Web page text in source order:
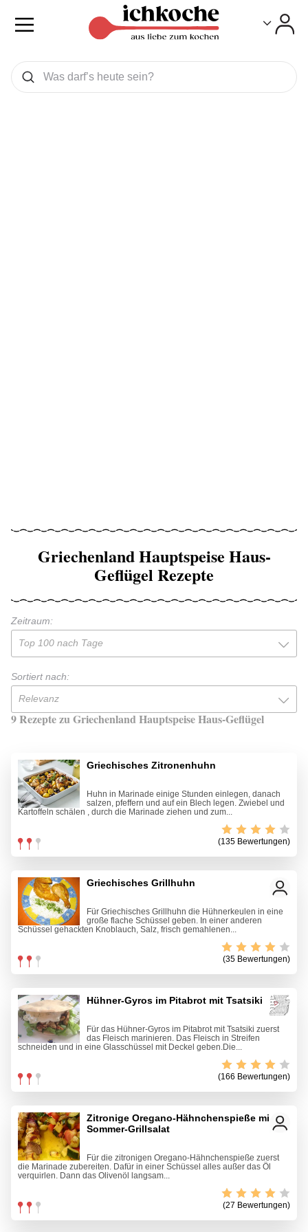
Was wollen Sie suchen
Suchen
Griechenland Hauptspeise Haus-
Geflügel Rezepte
Zeitraum:
Top 100 nach Tage
Sortiert nach:
Relevanz
9 Rezepte zu Griechenland Hauptspeise Haus-Geflügel
Griechisches Zitronenhuhn
Huhn in Marinade einige Stunden einlegen, danach
salzen, pfeffern und auf ein Blech legen. Zwiebel und
Kartoffeln schälen , durch die Marinade ziehen und zum...
(135 Bewertungen)
Griechisches Grillhuhn
Für Griechisches Grillhuhn die Hühnerkeulen in eine
große flache Schüssel geben. In einer anderen
Schüssel gehackten Knoblauch, Salz, frisch gemahlenen...
(35 Bewertungen)
Hühner-Gyros im Pitabrot mit Tsatsiki
Für das Hühner-Gyros im Pitabrot mit Tsatsiki zuerst
das Fleisch marinieren. Das Fleisch in Streifen
schneiden und in eine Glasschüssel mit Deckel geben.Die...
(166 Bewertungen)
Zitronige Oregano-Hähnchenspieße mit
Sommer-Grillsalat
Für die zitronigen Oregano-Hähnchenspieße zuerst
die Marinade zubereiten. Dafür in einer Schüssel alles außer das Öl
verquirlen. Dann das Olivenöl langsam...
(27 Bewertungen)